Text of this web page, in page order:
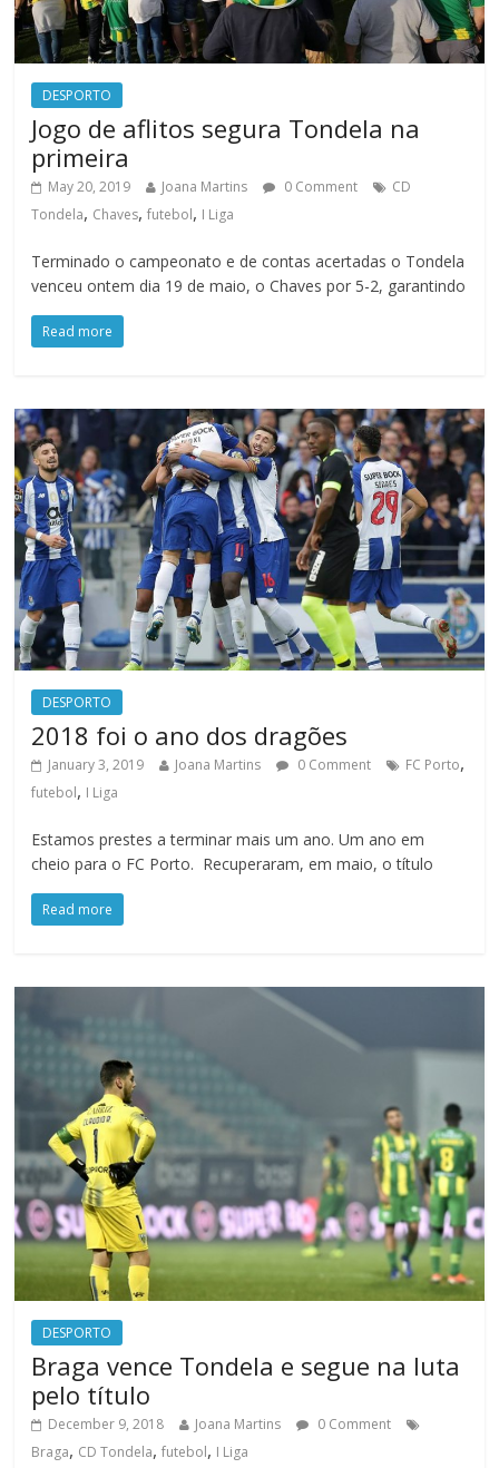
DESPORTO
Jogo de aflitos segura Tondela na
primeira
May 20, 2019 Joana Martins 0 Comment
CD
Tondela, Chaves,futebol, I Liga
Terminado o campeonato e de contas acertadas o Tondela
venceu ontem dia 19 de maio, o Chaves por 5-2, garantindo
Read more
DESPORTO
2018 foi o ano dos dragões
January 3, 2019 Joana Martins 0 Comment FC Porto,
futebol, I Liga
Estamos prestes a terminar mais um ano. Um ano em
cheio para o FC Porto. Recuperaram, em maio, o título
Read more
DESPORTO
Braga vence Tondela e segue na luta
pelo título
December 9, 2018 Joana Martins
0 Comment
Braga, CD Tondela,futebol, I Liga